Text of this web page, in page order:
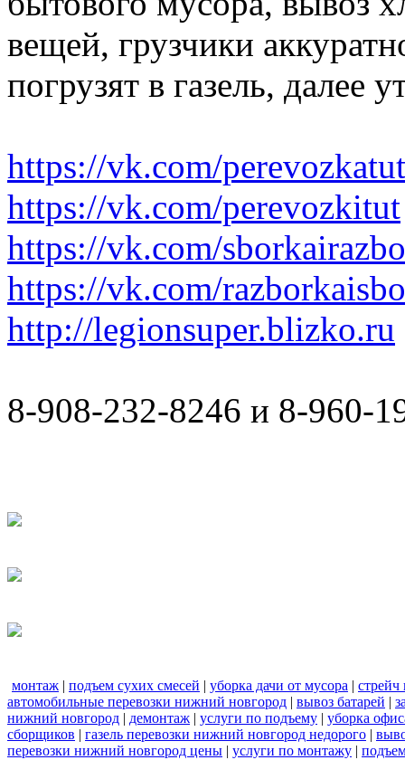
вещей, грузчики
погрузят в газель, далее
https://vk.com/perevozkatut
https://vk.com/perevozkitut
https://vk.com/
https://vk.com/
http://legionsuper.blizko.ru
8-908-232-8246 и 8-960-
монтаж | подъем сухих смесей | уборка дачи от мусора | стрейч
автомобильные перевозки нижний новгород | вывоз батарей |
нижний новгород | демонтаж | услуги по подъему | уборка
сборщиков | газель перевозки нижний новгород недорого |
перевозки нижний новгород цены | услуги по монтажу |